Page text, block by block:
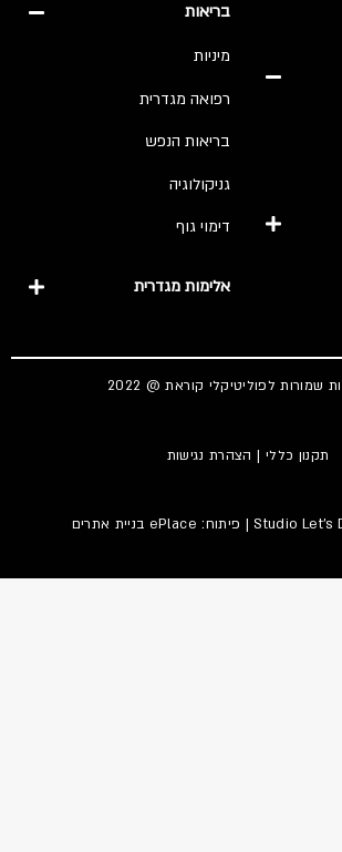
בריאות
מיניות
רפואה מגדרית
בריאות הנפש
גניקולוגיה
דימוי גוף
אלימות מגדרית
לפוליטיקלי קוראת @ 2022
כללי |הצהרת נגישות
Studio| פיתוח: ePlace בניית אתרים